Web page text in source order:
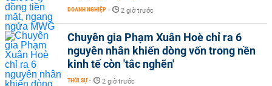
DOANH NGHIỆP - 2 giờ trước
Chuyên gia Phạm Xuân Hoè chỉ ra 6
nguyên nhân khiến dòng vốn trong nền
kinh tế còn 'tắc nghẽn'
THỜI SỰ - 2 giờ trước